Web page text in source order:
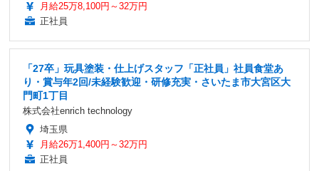
月給25万8,100円～32万円
正社員
「27卒」玩具塗装・仕上げスタッフ「正社員」社員食堂あ
り・賞与年2回/未経験歓迎・研修充実・さいたま市大宮区大
門町1丁目
株式会社enrich technology
埼玉県
月給26万1,400円～32万円
正社員